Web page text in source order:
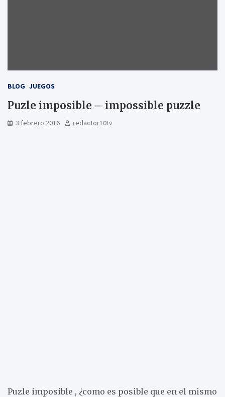
BLOG JUEGOS
Puzle imposible – impossible puzzle
3 febrero 2016 redactor10tv
Puzle imposible , ¿como es posible que en el mismo